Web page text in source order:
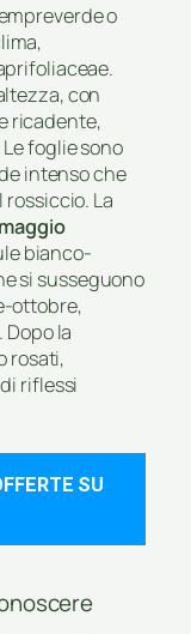
o
con
ricadente,
foglie sono
intenso che
La
maggio
bianco-
si susseguono
ottobre,
la
rosati,
riflessi
SU